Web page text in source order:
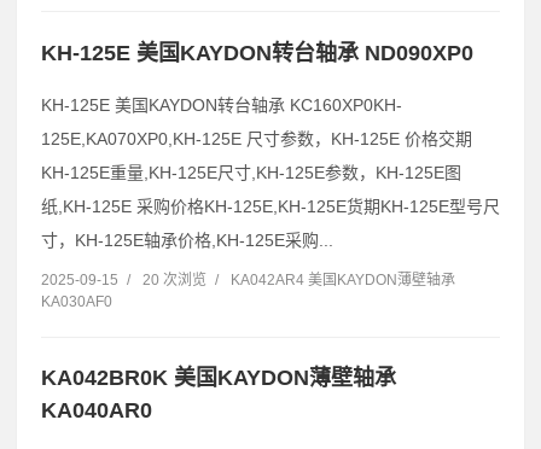
KH-125E 美国KAYDON转台轴承 ND090XP0
KH-125E 美国KAYDON转台轴承 KC160XP0KH-
125E,KA070XP0,KH-125E 尺寸参数，KH-125E 价格交期
KH-125E重量,KH-125E尺寸,KH-125E参数，KH-125E图
纸,KH-125E 采购价格KH-125E,KH-125E货期KH-125E型号尺
寸，KH-125E轴承价格,KH-125E采购...
2025-09-15 / 20 次浏览 /
KA042AR4 美国KAYDON薄壁轴承
KA030AF0
KA042BR0K 美国KAYDON薄壁轴承
KA040AR0